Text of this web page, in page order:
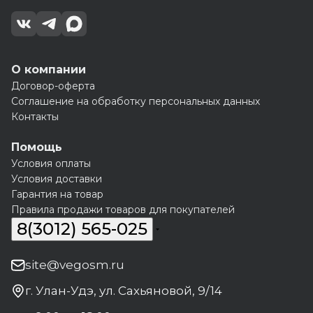
О компании
Договор-оферта
Соглашение на обработку персональных данных
Контакты
Помощь
Условия оплаты
Условия доставки
Гарантия на товар
Правила продажи товаров для покупателей
8(3012) 565-025
site@vegosm.ru
г. Улан-Удэ, ул. Сахьяновой, 9/14